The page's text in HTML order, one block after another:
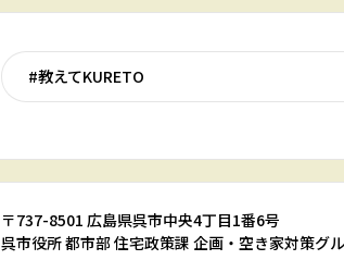
#教えてKURETO
〒737-8501 広島県呉市中央4丁目1番6号
呉市役所 都市部 住宅政策課 企画・空き家対策グ